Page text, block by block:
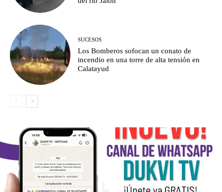
SUCESOS
Los Bomberos sofocan un conato de
incendio en una torre de alta tensión en
Calatayud